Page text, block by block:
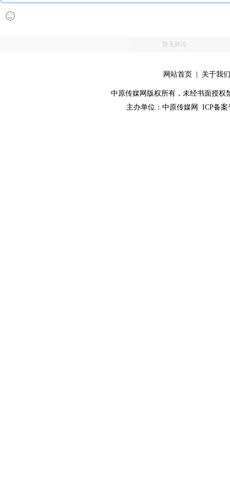
暂无评论
网站首页 关于我们
中原传媒网版权所有，未经书面授权
主办单位： 中原传媒网 ICP备案